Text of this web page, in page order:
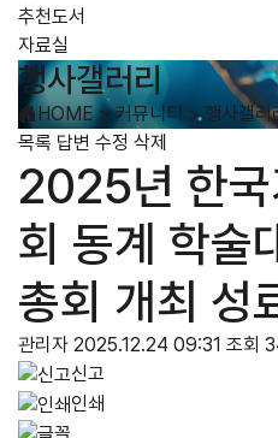
추천도서
자료실
행사갤러리
HOME>커뮤니티 >행사갤러
목록 답변 수정 삭제
2025년 한국
회 동계 학술
총회 개최 성
관리자 2025.12.24 09:31 조회
신고
인쇄